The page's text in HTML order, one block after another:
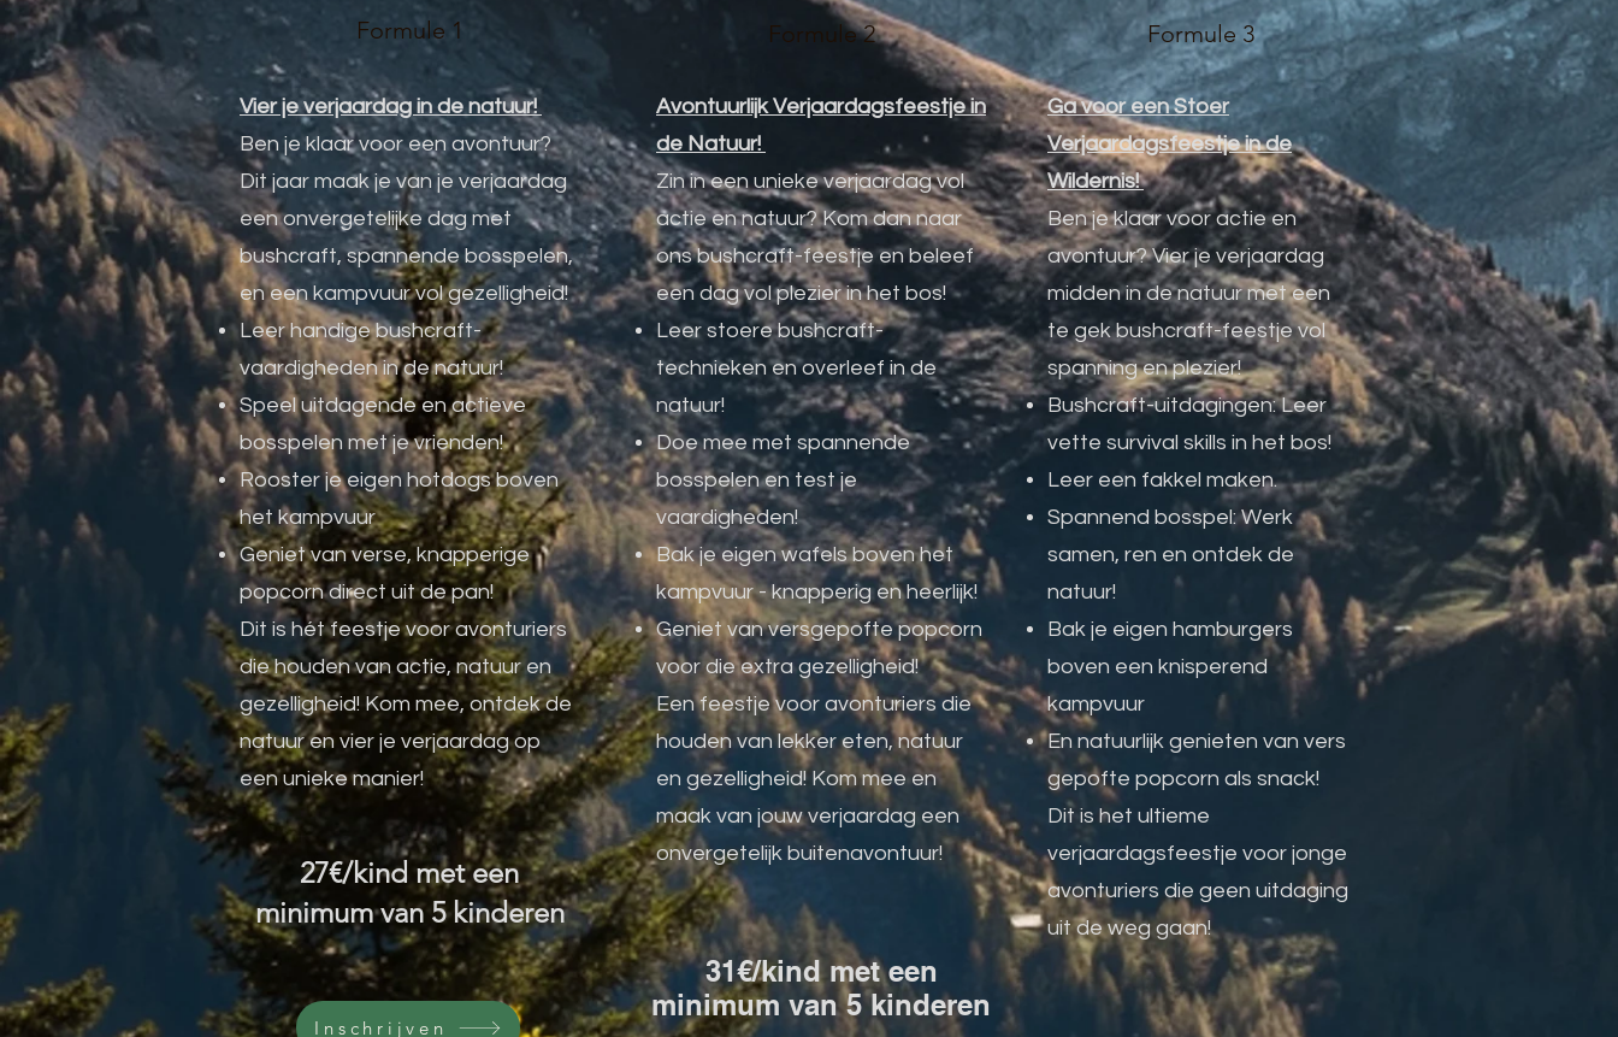
Formule 1
Vier je verjaardag in de natuur!
Ben je klaar voor een avontuur?
Dit jaar maak je van je verjaardag
een onvergetelijke dag met
bushcraft, spannende bosspelen,
en een kampvuur vol gezelligheid!
Leer handige bushcraft-
vaardigheden in de natuur!
Speel uitdagende en actieve
bosspelen met je vrienden!
Rooster je eigen hotdogs boven
het kampvuur
Geniet van verse, knapperige
popcorn direct uit de pan!
Dit is hét feestje voor avonturiers
die houden van actie, natuur en
gezelligheid! Kom mee, ontdek de
natuur en vier je verjaardag op
een unieke manier!
27€/kind met een
minimum van 5 kinderen
Inschrijven
Formule 2
Avontuurlijk Verjaardagsfeestje in
de Natuur!
Zin in een unieke verjaardag vol
actie en natuur? Kom dan naar
ons bushcraft-feestje en beleef
een dag vol plezier in het bos!
Leer stoere bushcraft-
technieken en overleef in de
natuur!
Doe mee met spannende
bosspelen en test je
vaardigheden!
Bak je eigen wafels boven het
kampvuur - knapperig en heerlijk!
Geniet van versgepofte popcorn
voor die extra gezelligheid!
Een feestje voor avonturiers die
houden van lekker eten, natuur
en gezelligheid! Kom mee en
maak van jouw verjaardag een
onvergetelijk buitenavontuur!
Formule 3
Ga voor een Stoer
Verjaardagsfeestje in de
Wildernis!
Ben je klaar voor actie en
avontuur? Vier je verjaardag
midden in de natuur met een
te gek bushcraft-feestje vol
spanning en plezier!
Bushcraft-uitdagingen: Leer
vette survival skills in het bos!
Leer een fakkel maken.
Spannend bosspel: Werk
samen, ren en ontdek de
natuur!
Bak je eigen hamburgers
boven een knisperend
kampvuur
En natuurlijk genieten van vers
gepofte popcorn als snack!
Dit is het ultieme
verjaardagsfeestje voor jonge
avonturiers die geen uitdaging
uit de weg gaan!
31€/kind met een
minimum van 5 kinderen